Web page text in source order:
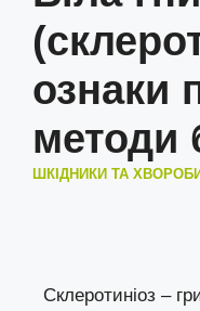
ознаки
методи
ШКІДНИКИ ТА ХВОРОБИ
Склеротиніоз –